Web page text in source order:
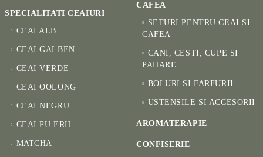
SPECIALITATI CEAIURI
CEAI ALB
CEAI GALBEN
CEAI VERDE
CEAI OOLONG
CEAI NEGRU
CEAI PU ERH
MATCHA
CAFEA
SETURI PENTRU CEAI SI
CAFEA
CANI, CESTI, CUPE SI
PAHARE
BOLURI SI FARFURII
USTENSILE SI ACCESORII
AROMATERAPIE
CONFISERIE